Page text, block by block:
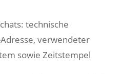
technische
verwendeter
sowie Zeitstempel